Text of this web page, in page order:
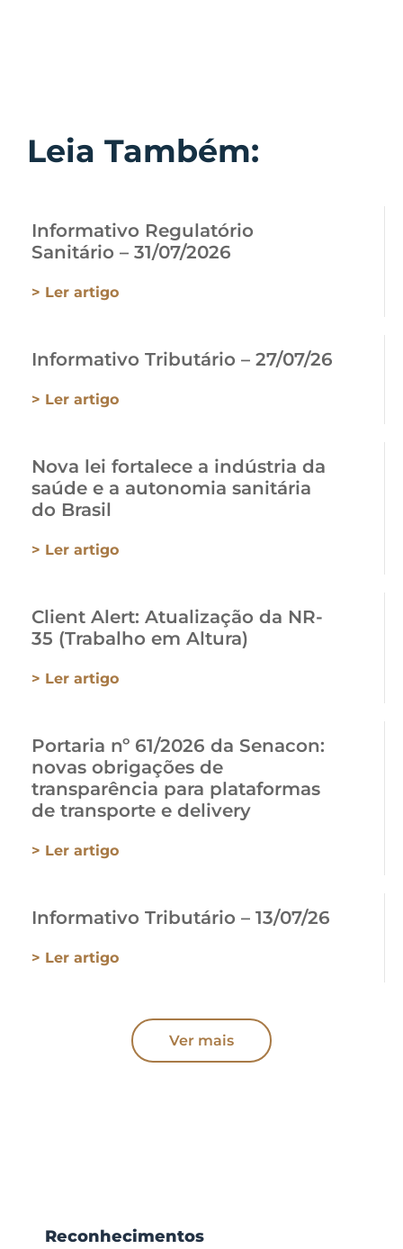
Leia Também:
Informativo Regulatório
Sanitário – 31/07/2026
> Ler artigo
Informativo Tributário – 27/07/26
> Ler artigo
Nova lei fortalece a indústria da
saúde e a autonomia sanitária
do Brasil
> Ler artigo
Client Alert: Atualização da NR-
35 (Trabalho em Altura)
> Ler artigo
Portaria nº 61/2026 da Senacon:
novas obrigações de
transparência para plataformas
de transporte e delivery
> Ler artigo
Informativo Tributário – 13/07/26
> Ler artigo
Ver mais
Reconhecimentos